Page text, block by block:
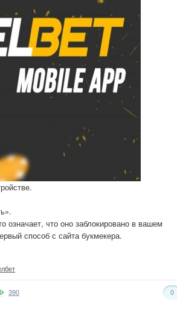
означает, что оно заблокировано в вашем
способ с сайта букмекера.
0
390